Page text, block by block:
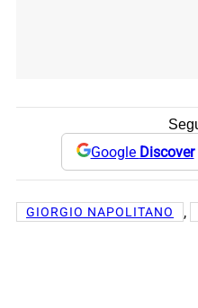
Google Discover
GIORGIO NAPOLITANO ,